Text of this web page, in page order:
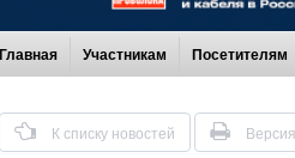
Главная Участникам Посетителям
К списку новостей